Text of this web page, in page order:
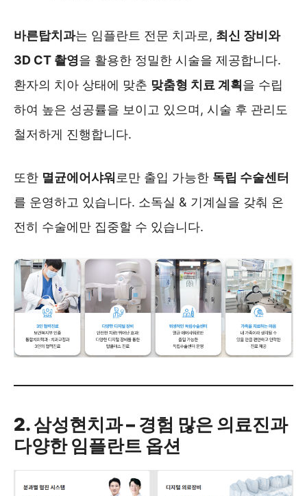
바른탑치과는 임플란트 전문 치과로, 최신 장비와
3D CT 촬영을 활용한 정밀한 시술을 제공합니다.
환자의 치아 상태에 맞춘 맞춤형 치료 계획을 수립
하여 높은 성공률을 보이고 있으며, 시술 후 관리도
철저하게 진행합니다.
또한 멸균에어샤워 로만 출입 가능한 독립 수술센터
를 운영하고 있습니다. 소독실 & 기계실을 갖춰 온
전히 수술에만 집중할 수 있습니다.
2. 삼성현치과 – 경험 많은 의료진과
다양한 임플란트 옵션